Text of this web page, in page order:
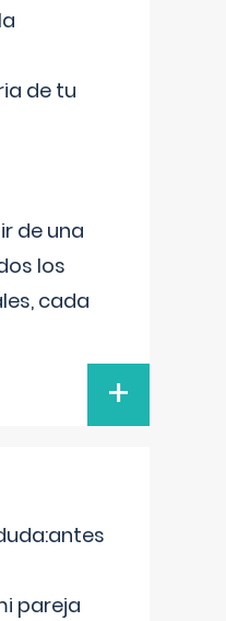
de tu
de una
los
cada
+
pareja